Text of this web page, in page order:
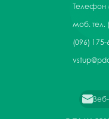
Телефон
моб. тел.
(096) 175-